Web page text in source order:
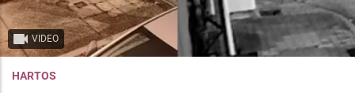
VIDEO
HARTOS